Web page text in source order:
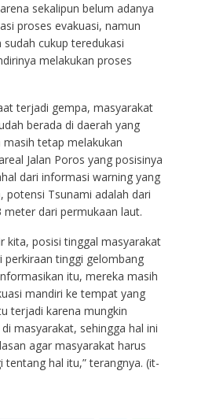
sekalipun belum adanya
proses evakuasi, namun
cukup teredukasi
melakukan proses
terjadi gempa, masyarakat
berada di daerah yang
tetap melakukan
Jalan Poros yang posisinya
dari informasi warning yang
potensi Tsunami adalah dari
meter dari permukaan laut.
kita, posisi tinggal masyarakat
perkiraan tinggi gelombang
itu, mereka masih
mandiri ke tempat yang
terjadi karena mungkin
masyarakat, sehingga hal ini
agar masyarakat harus
tentang hal itu,” terangnya. (it-